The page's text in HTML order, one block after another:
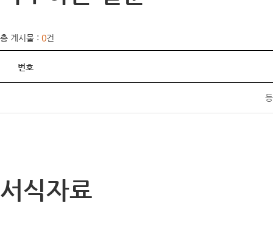
총 게시물 : 0건
번호
서식자료